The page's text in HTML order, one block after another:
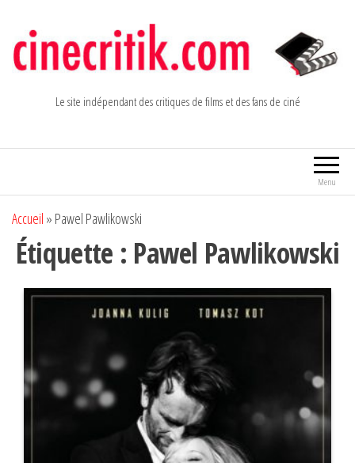
contenu
Le site indépendant des critiques de films et des fans de ciné
Menu
Accueil » Pawel Pawlikowski
Étiquette : Pawel Pawlikowski